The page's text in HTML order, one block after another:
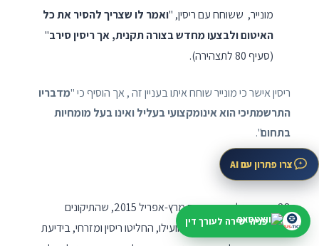
מונייר, ששוחח עם ריסין, "ואמר לו שצריך להסיר את כל
האיטום ולבצעו מחדש בצורה תקנית, אך ריסין סירב"
(סעיף 80 לתצהירה).
ריסין אישר כי מונייר שוחח איתו בעניין זה , אך הוסיף כי "מדבריו
התרשמתיכי הוא אינומקצועי בעליל ואינו בעל מומחיות
בתחום".
משהתגלה, בחודשים מרץ-אפריל 2015, שהתיקונים
הראשונים שבוצעו לא הועילו, החליטו ריסין ומזרחי, בידיעת
צרו פתרון עם AI
פניה ישירה לעורך דין